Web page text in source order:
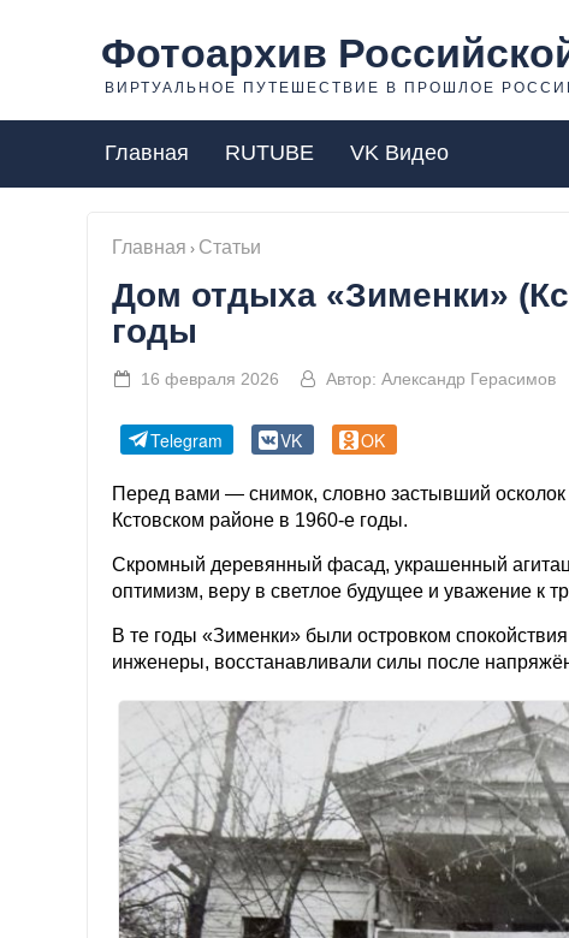
Фотоархив
ВИРТУАЛЬНОЕ ПУТЕШЕСТВИЕ В ПРОШЛОЕ
Главная RUTUBE VK Видео
Главная › Статьи
Дом отдыха «Зименки»
годы
16 февраля 2026 Автор: Александр Герасимов
Telegram VK OK
Перед вами — снимок, словно застывший
Кстовском районе в 1960-е годы.
Скромный деревянный фасад, украшенный
оптимизм, веру в светлое будущее и уважение к
В те годы «Зименки» были островком
инженеры, восстанавливали силы после